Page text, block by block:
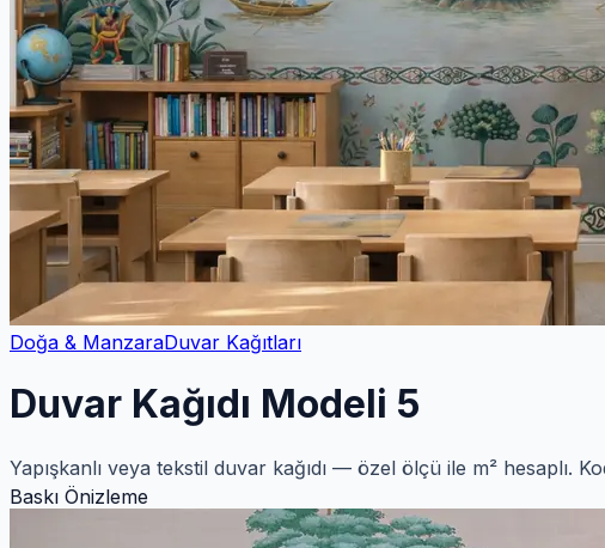
Doğa & ManzaraDuvar Kağıtları
Duvar Kağıdı Modeli 5
Yapışkanlı veya tekstil duvar kağıdı — özel ölçü ile m² hesaplı.
Baskı Önizleme